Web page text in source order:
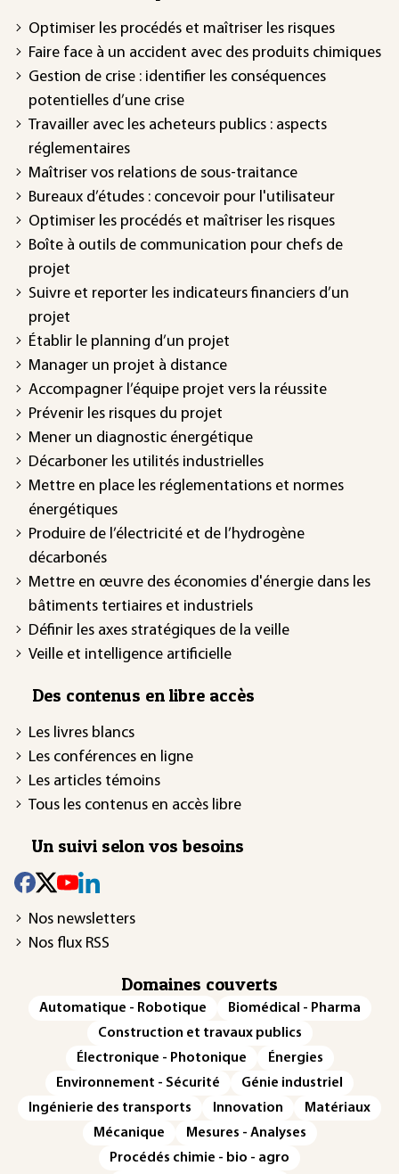
Optimiser les procédés et maîtriser les risques
Faire face à un accident avec des produits chimiques
Gestion de crise : identifier les conséquences
potentielles d’une crise
Travailler avec les acheteurs publics : aspects
réglementaires
Maîtriser vos relations de sous-traitance
Bureaux d’études : concevoir pour l'utilisateur
Optimiser les procédés et maîtriser les risques
Boîte à outils de communication pour chefs de
projet
Suivre et reporter les indicateurs financiers d’un
projet
Établir le planning d’un projet
Manager un projet à distance
Accompagner l’équipe projet vers la réussite
Prévenir les risques du projet
Mener un diagnostic énergétique
Décarboner les utilités industrielles
Mettre en place les réglementations et normes
énergétiques
Produire de l’électricité et de l’hydrogène
décarbonés
Mettre en œuvre des économies d'énergie dans les
bâtiments tertiaires et industriels
Définir les axes stratégiques de la veille
Veille et intelligence artificielle
Des contenus en libre accès
Les livres blancs
Les conférences en ligne
Les articles témoins
Tous les contenus en accès libre
Un suivi selon vos besoins
Nos newsletters
Nos flux RSS
Domaines couverts
Automatique - Robotique
Biomédical - Pharma
Construction et travaux publics
Électronique - Photonique
Énergies
Environnement - Sécurité
Génie industriel
Ingénierie des transports
Innovation
Matériaux
Mécanique
Mesures - Analyses
Procédés chimie - bio - agro